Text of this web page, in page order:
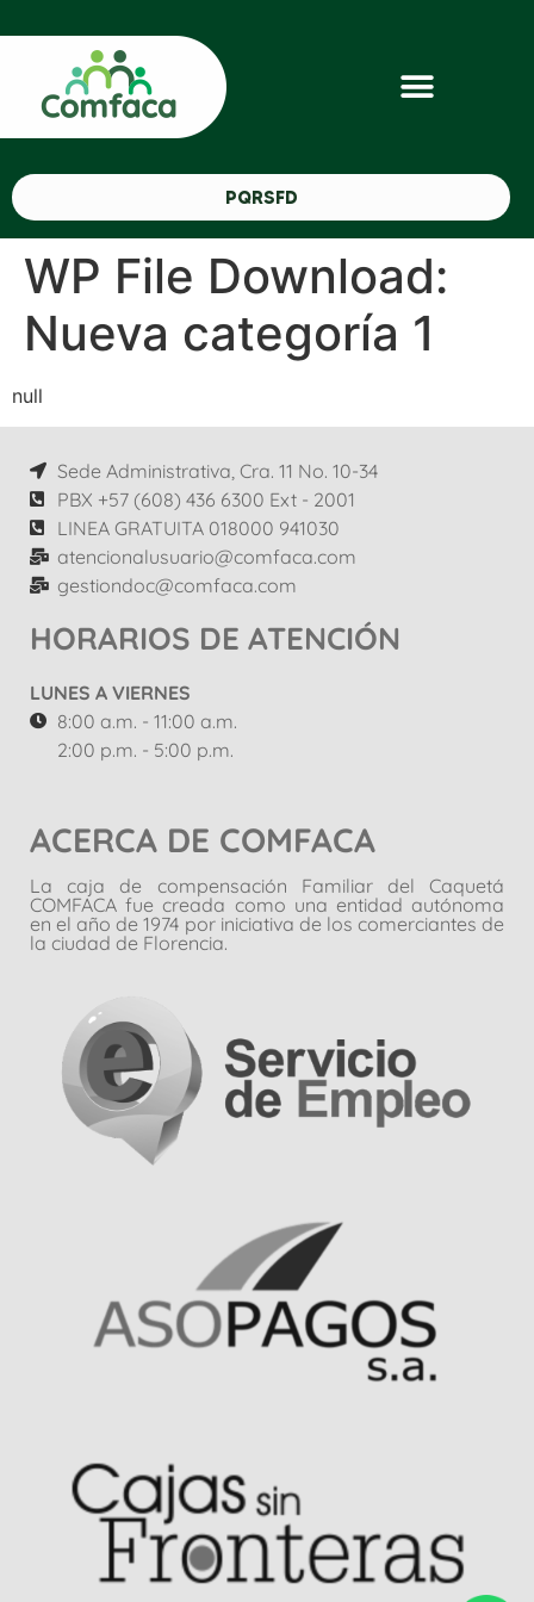
PQRSFD
WP File Download:
Nueva categoría 1
null
Sede Administrativa, Cra. 11 No. 10-34
PBX +57 (608) 436 6300 Ext - 2001
LINEA GRATUITA 018000 941030
atencionalusuario@comfaca.com
gestiondoc@comfaca.com
HORARIOS DE ATENCIÓN
LUNES A VIERNES
8:00 a.m. - 11:00 a.m.
2:00 p.m. - 5:00 p.m.
ACERCA DE COMFACA
La caja de compensación Familiar del Caquetá
COMFACA fue creada como una entidad autónoma
en el año de 1974 por iniciativa de los comerciantes de
la ciudad de Florencia.